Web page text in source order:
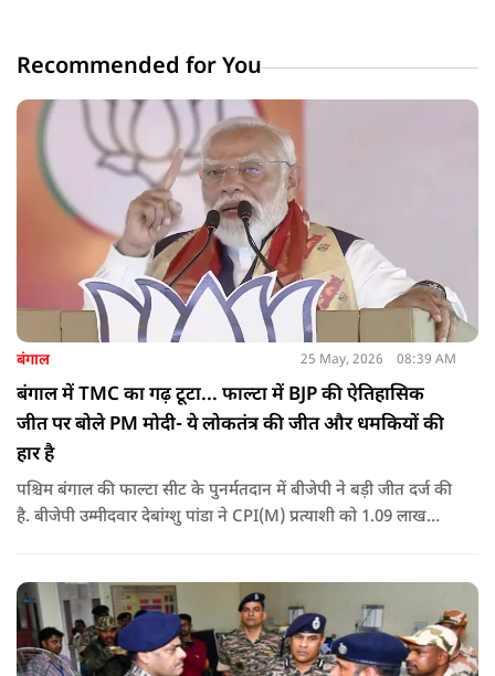
Recommended for You
बंगाल 25 May, 2026 08:39 AM
बंगाल में TMC का गढ़ टूटा... फाल्टा में BJP की ऐतिहासिक
जीत पर बोले PM मोदी- ये लोकतंत्र की जीत और धमकियों की
हार है
पश्चिम बंगाल की फाल्टा सीट के पुनर्मतदान में बीजेपी ने बड़ी जीत दर्ज की
है. बीजेपी उम्मीदवार देबांग्शु पांडा ने CPI(M) प्रत्याशी को 1.09 लाख